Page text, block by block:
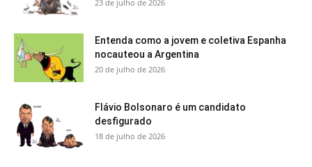
23 de julho de 2026
Entenda como a jovem e coletiva Espanha
nocauteou a Argentina
20 de julho de 2026
Flávio Bolsonaro é um candidato
desfigurado
18 de julho de 2026